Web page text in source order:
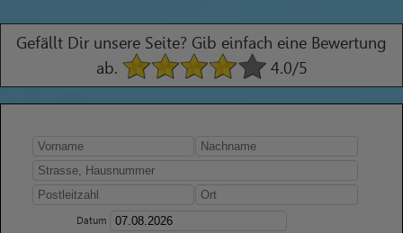
Gefällt Dir unsere Seite? Gib einfach eine Bewertung
ab.
4.0/5
Datum